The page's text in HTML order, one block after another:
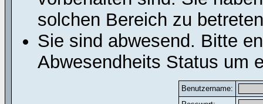
solchen Bereich zu
Sie sind abwesend. Bitte
Abwesendheits Status um
Benutzername: